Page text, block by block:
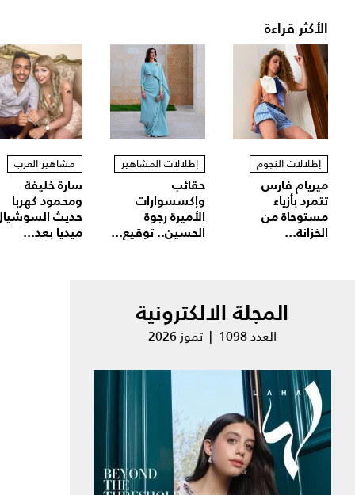
الأكثر قراءة
إطلالات النجوم
ميريام فارس
تتمرد بأزياء
مستوحاة من
الخزانة...
إطلالات المشاهير
حقائب
وإكسسوارات
الأميرة رجوة
الحسين.. توقيع...
مشاهير العرب
سارة خليفة
ومحمود كهربا
حديث
ميديا بعد...
المجلة الالكترونية
العدد 1098 | تموز 2026